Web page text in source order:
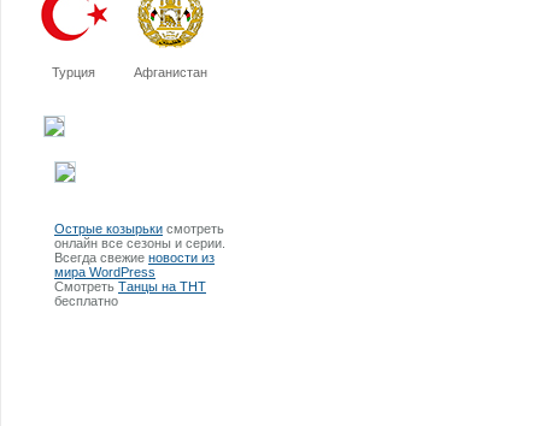
Турция Афганистан
Острые козырьки смотреть
онлайн все сезоны и серии.
Всегда свежие новости из
мира WordPress
Смотреть Танцы на ТНТ
бесплатно